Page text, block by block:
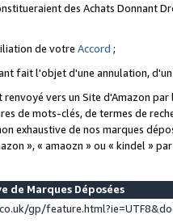
des Achats Donnant
de votre Accord ;
fait l'objet d'une annulation,
vers un Site d'Amazon
de mots-clés, de termes de
exhaustive de nos marques
», « amaozn » ou « kindel »
de Marques Déposées
gp/